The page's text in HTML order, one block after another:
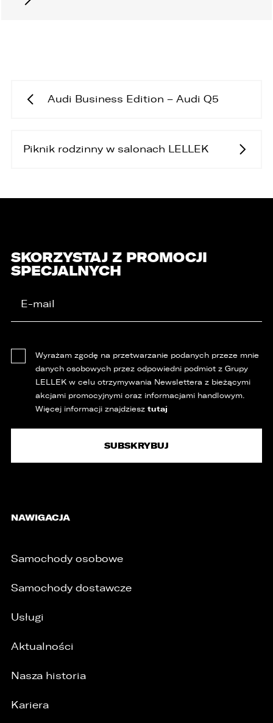
Audi Business Edition – Audi Q5
Piknik rodzinny w salonach LELLEK
SKORZYSTAJ Z PROMOCJI
SPECJALNYCH
Wyrażam zgodę na przetwarzanie podanych przeze mnie
danych osobowych przez odpowiedni podmiot z Grupy
LELLEK w celu otrzymywania Newslettera z bieżącymi
akcjami promocyjnymi oraz informacjami handlowym.
Więcej informacji znajdziesz tutaj
NAWIGACJA
Samochody osobowe
Samochody dostawcze
Usługi
Aktualności
Nasza historia
Kariera